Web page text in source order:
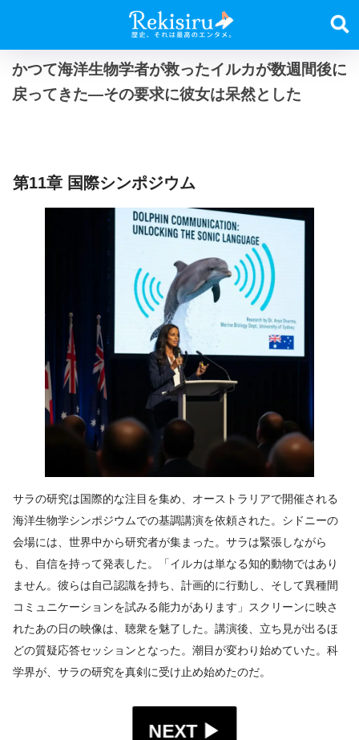
かつて海洋生物学者が救ったイルカが数週間後に
戻ってきた―その要求に彼女は呆然とした
第11章 国際シンポジウム
サラの研究は国際的な注目を集め、オーストラリアで開催される
海洋生物学シンポジウムでの基調講演を依頼された。シドニーの
会場には、世界中から研究者が集まった。サラは緊張しながら
も、自信を持って発表した。「イルカは単なる知的動物ではあり
ません。彼らは自己認識を持ち、計画的に行動し、そして異種間
コミュニケーションを試みる能力があります」スクリーンに映さ
れたあの日の映像は、聴衆を魅了した。講演後、立ち見が出るほ
どの質疑応答セッションとなった。潮目が変わり始めていた。科
学界が、サラの研究を真剣に受け止め始めたのだ。
NEXT ▶︎